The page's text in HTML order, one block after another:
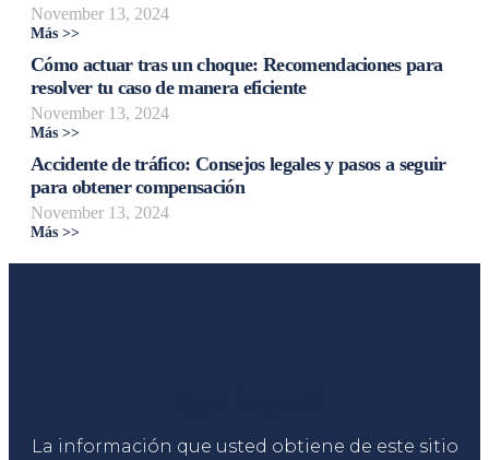
November 13, 2024
Más >>
Cómo actuar tras un choque: Recomendaciones para
resolver tu caso de manera eficiente
November 13, 2024
Más >>
Accidente de tráfico: Consejos legales y pasos a seguir
para obtener compensación
November 13, 2024
Más >>
La información que usted obtiene de este sitio